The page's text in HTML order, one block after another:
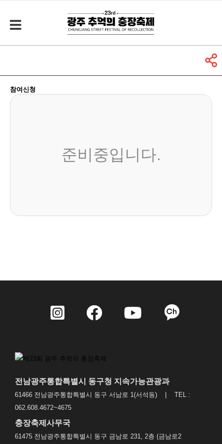
참여신청
준비중입니다.
전남광주통합특별시 동구청 지속가능관광과
61466 전남광주통합특별시 동구 서남로 1(서석동) | TEL :
062.608.4672~4675
충장축제사무국
61475 전남광주통합특별시 동구 금남로 231, 2층 (금남로2